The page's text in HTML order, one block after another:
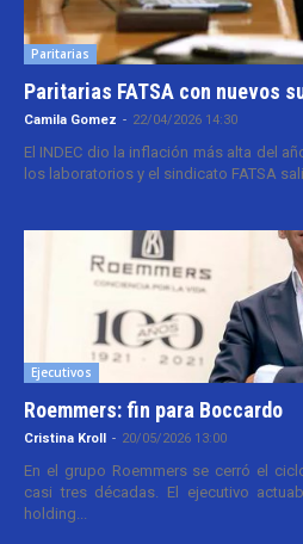
Paritarias
Paritarias FATSA con nuevos
Camila Gomez - 22/04/2026 14:30
El INDEC dio la inflación más alta del
los laboratorios y el sindicato FATSA
Ejecutivos
Roemmers: fin para Boccardo
Cristina Kroll - 20/05/2026 13:00
En el grupo Roemmers se cerró el
casi tres décadas. El ejecutivo
holding...